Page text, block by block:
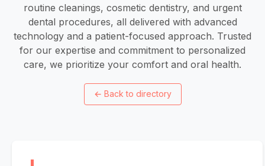
routine cleanings, cosmetic dentistry, and urgent
dental procedures, all delivered with advanced
technology and a patient-focused approach. Trusted
for our expertise and commitment to personalized
care, we prioritize your comfort and oral health.
← Back to directory